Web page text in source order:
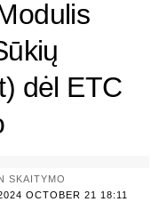
dėl ETC
OCTOBER 21 18:11
SKAITYMO